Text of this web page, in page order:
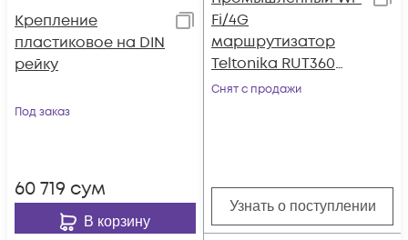
Крепление
пластиковое на DIN
рейку
Под заказ
60 719 сум
В корзину
Fi/4G
маршрутизатор
Teltonika RUT360
(LTE cat.6)
Снят с продажи
Узнать о поступлении